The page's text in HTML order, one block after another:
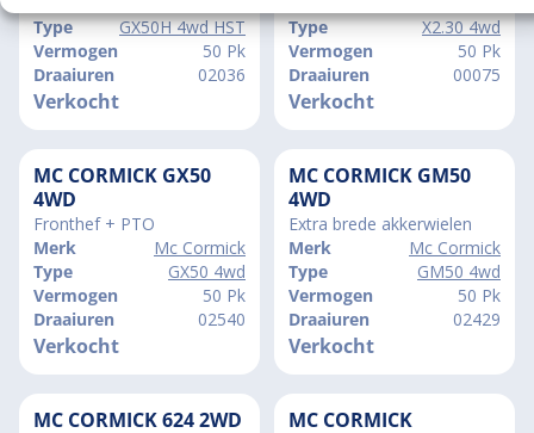
Type
GX50H 4wd HST
Vermogen
50 Pk
Draaiuren
02036
Verkocht
Type
X2.30 4wd
Vermogen
50 Pk
Draaiuren
00075
Verkocht
MC CORMICK GX50
4WD
Fronthef + PTO
Merk
Mc Cormick
Type
GX50 4wd
Vermogen
50 Pk
Draaiuren
02540
Verkocht
MC CORMICK GM50
4WD
Extra brede akkerwielen
Merk
Mc Cormick
Type
GM50 4wd
Vermogen
50 Pk
Draaiuren
02429
Verkocht
MC CORMICK 624 2WD
MC CORMICK